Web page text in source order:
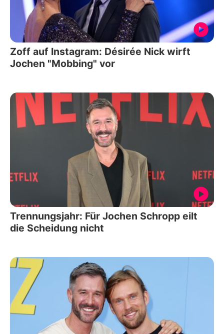
Zoff auf Instagram: Désirée Nick wirft
Jochen "Mobbing" vor
Trennungsjahr: Für Jochen Schropp eilt
die Scheidung nicht